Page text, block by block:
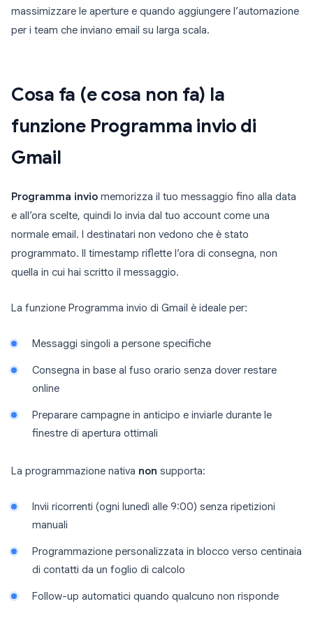
massimizzare le aperture e quando aggiungere l’automazione
per i team che inviano email su larga scala.
Cosa fa (e cosa non fa) la
funzione Programma invio di
Gmail
Programma invio memorizza il tuo messaggio fino alla data
e all’ora scelte, quindi lo invia dal tuo account come una
normale email. I destinatari non vedono che è stato
programmato. Il timestamp riflette l’ora di consegna, non
quella in cui hai scritto il messaggio.
La funzione Programma invio di Gmail è ideale per:
Messaggi singoli a persone specifiche
Consegna in base al fuso orario senza dover restare
online
Preparare campagne in anticipo e inviarle durante le
finestre di apertura ottimali
La programmazione nativa non supporta:
Invii ricorrenti (ogni lunedì alle 9:00) senza ripetizioni
manuali
Programmazione personalizzata in blocco verso centinaia
di contatti da un foglio di calcolo
Follow-up automatici quando qualcuno non risponde